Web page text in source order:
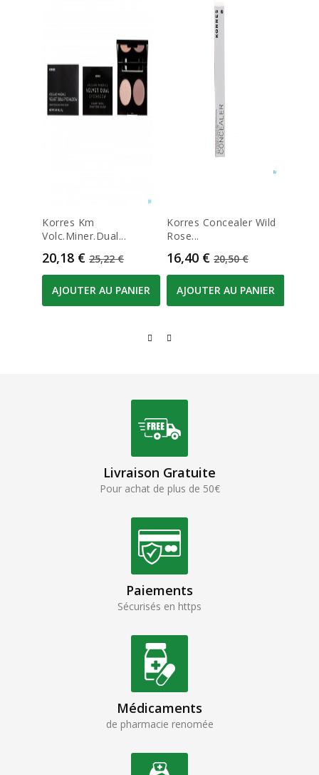
Korres Km
Volc.miner.dual...
Prix
20,18 € Prix de base
25,22 €
AJOUTER AU PANIER
Korres Concealer Wild
Rose...
Prix
16,40 € Prix de base
20,50 €
AJOUTER AU PANIER
Livraison Gratuite
Pour achat de plus de 50€
Paiements
Sécurisés en https
Médicaments
de pharmacie renomée